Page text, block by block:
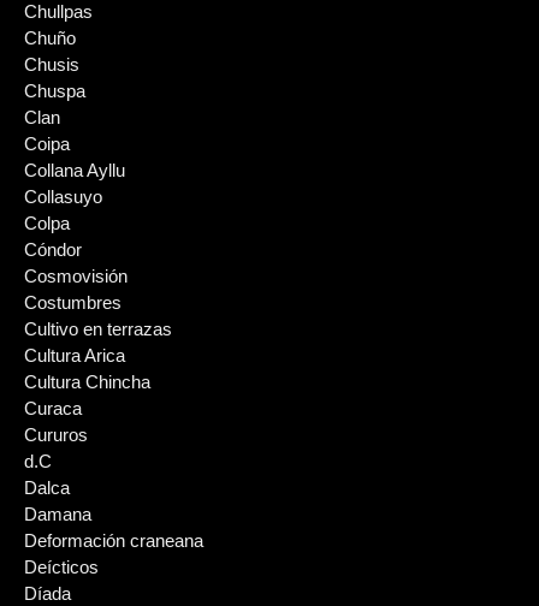
Chullpas
Chuño
Chusis
Chuspa
Clan
Coipa
Collana Ayllu
Collasuyo
Colpa
Cóndor
Cosmovisión
Costumbres
Cultivo en terrazas
Cultura Arica
Cultura Chincha
Curaca
Cururos
d.C
Dalca
Damana
Deformación craneana
Deícticos
Díada